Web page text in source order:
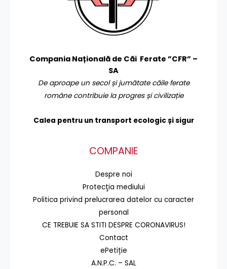
Compania Națională de Căi Ferate ”CFR” –
SA
De aproape un secol și jumătate căile ferate
române contribuie la progres și civilizație
Calea pentru un transport ecologic și sigur
COMPANIE
Despre noi
Protecţia mediului
Politica privind prelucrarea datelor cu caracter
personal
CE TREBUIE SA STITI DESPRE CORONAVIRUS!
Contact
ePetiție
A.N.P.C. – SAL